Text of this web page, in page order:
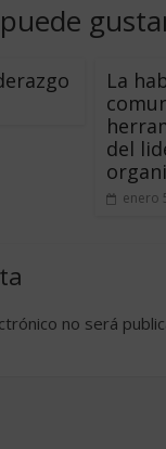
La
del
enero
no será